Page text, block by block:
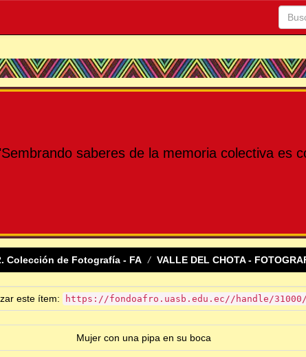
saberes de la memoria colectiva es
Colección de Fotografía - FA VALLE DEL CHOTA -
este ítem: https://fondoafro.uasb.edu.ec//handle/31000/
Mujer con una pipa en su boca